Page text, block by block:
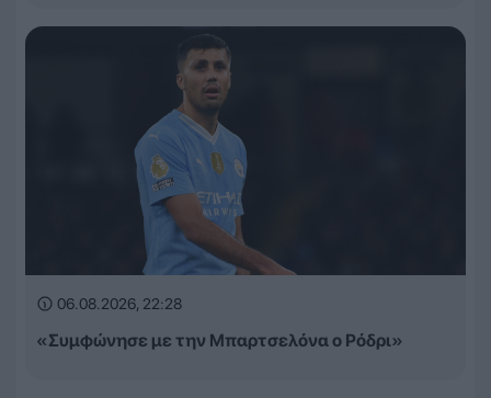
06.08.2026, 22:28
«Συμφώνησε με την Μπαρτσελόνα ο Ρόδρι»